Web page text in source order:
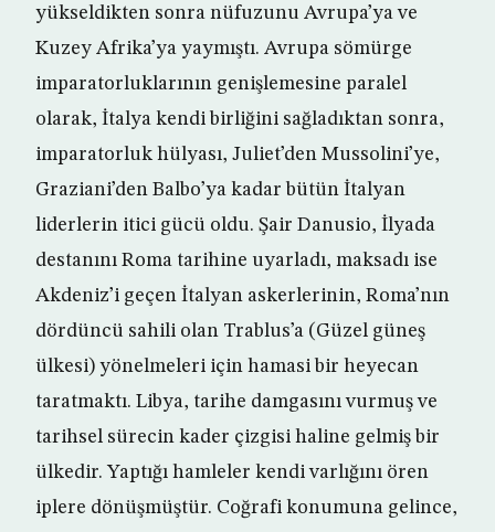
yükseldikten sonra nüfuzunu Avrupa’ya ve
Kuzey Afrika’ya yaymıştı. Avrupa sömürge
imparatorluklarının genişlemesine paralel
olarak, İtalya kendi birliğini sağladıktan sonra,
imparatorluk hülyası, Juliet’den Mussolini’ye,
Graziani’den Balbo’ya kadar bütün İtalyan
liderlerin itici gücü oldu. Şair Danusio, İlyada
destanını Roma tarihine uyarladı, maksadı ise
Akdeniz’i geçen İtalyan askerlerinin, Roma’nın
dördüncü sahili olan Trablus’a (Güzel güneş
ülkesi) yönelmeleri için hamasi bir heyecan
taratmaktı. Libya, tarihe damgasını vurmuş ve
tarihsel sürecin kader çizgisi haline gelmiş bir
ülkedir. Yaptığı hamleler kendi varlığını ören
iplere dönüşmüştür. Coğrafi konumuna gelince,